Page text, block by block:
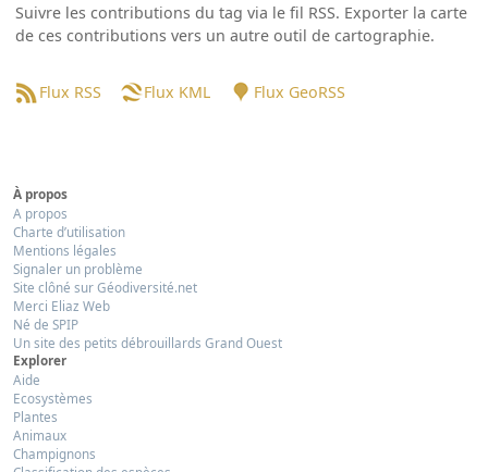
Suivre les contributions du tag via le fil RSS. Exporter la carte
de ces contributions vers un autre outil de cartographie.
Flux RSS Flux KML Flux GeoRSS
À propos
A propos
Charte d’utilisation
Mentions légales
Signaler un problème
Site clôné sur Géodiversité.net
Merci Eliaz Web
Né de SPIP
Un site des petits débrouillards Grand Ouest
Explorer
Aide
Ecosystèmes
Plantes
Animaux
Champignons